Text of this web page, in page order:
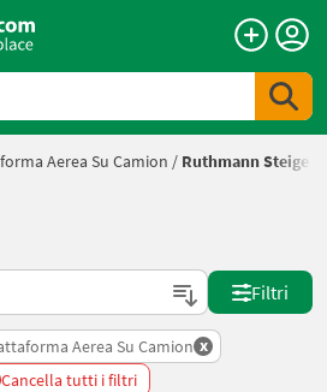
Aerea Su Camion / Ruthmann Steiger
su Landwirt.com
Filtri
Aerea Su Camion x
Cancella tutti i filtri